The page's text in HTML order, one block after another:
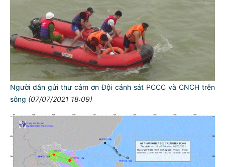
Người dân gửi thư cảm ơn Đội cảnh sát PCCC và CNCH trên
sông (07/07/2021 18:09)
TƯ CÁCH
NGƯỜI CÔNG AN CÁCH MỆNH LÀ: